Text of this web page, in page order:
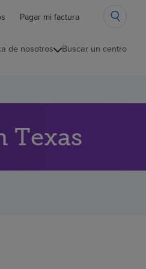
Pagar mi factura
de nosotros Buscar un centro
Texas